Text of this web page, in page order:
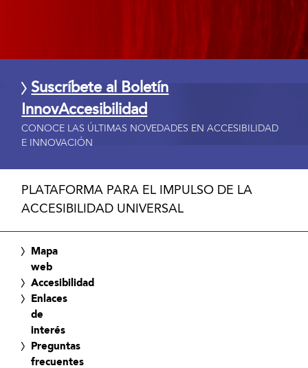
Suscríbete al Boletín
InnovAccesibilidad
CONOCE LAS ÚLTIMAS NOVEDADES EN ACCESIBILIDAD
E INNOVACIÓN
PLATAFORMA PARA EL IMPULSO DE LA
ACCESIBILIDAD UNIVERSAL
Mapa
web
Accesibilidad
Enlaces
de
interés
Preguntas
frecuentes